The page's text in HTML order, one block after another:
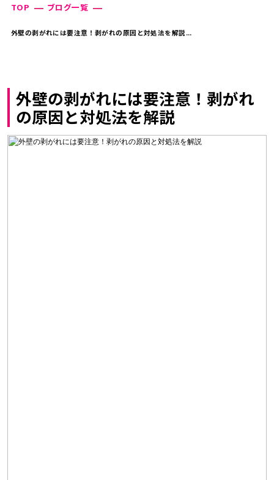
TOP ブログ一覧
外壁の剥がれには要注意！剥がれの原因と対処法を解説...
外壁の剥がれには要注意！剥がれ
の原因と対処法を解説